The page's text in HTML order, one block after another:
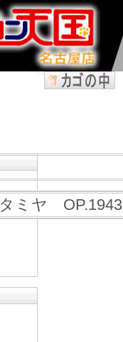
タミヤ OP.1943